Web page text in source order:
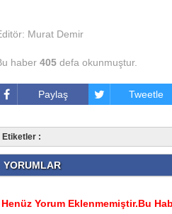
Murat Demir
haber 405 defa okunmuştur.
Paylaş Tweetle
Etiketler :
YORUMLAR
Henüz Yorum Eklenmemiştir.Bu